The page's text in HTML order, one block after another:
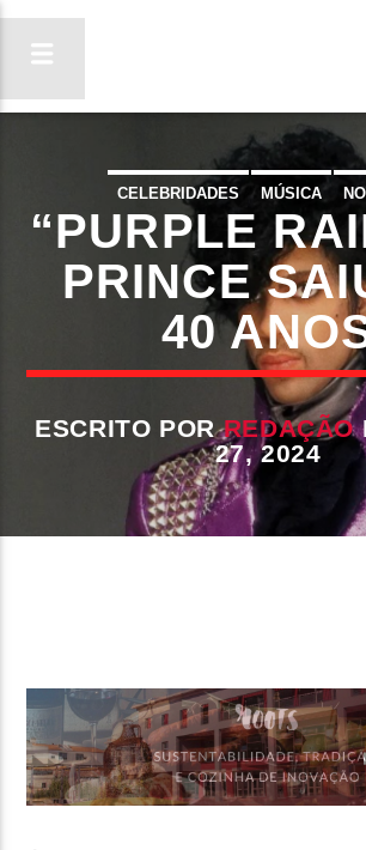
ON FM
LIGA-TE
CELEBRIDADES MÚSICA
“PURPLE
PRINCE
40
ESCRITO PORREDAÇÃO
27, 2024